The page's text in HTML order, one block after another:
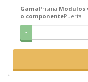
GamaPrisma Modulos
o componentePuerta
-